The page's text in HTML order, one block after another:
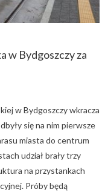
w Bydgoszczy za
w Bydgoszczy wkracza
się na nim pierwsze
miasta do centrum
udział brały trzy
na przystankach
Próby będą